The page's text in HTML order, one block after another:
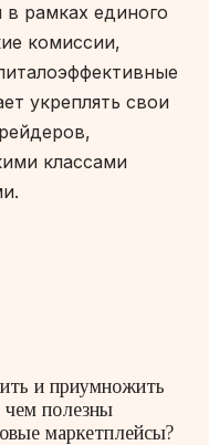
рамках единого
комиссии,
укреплять свои
классами
и приумножить
чем полезны
маркетплейсы?